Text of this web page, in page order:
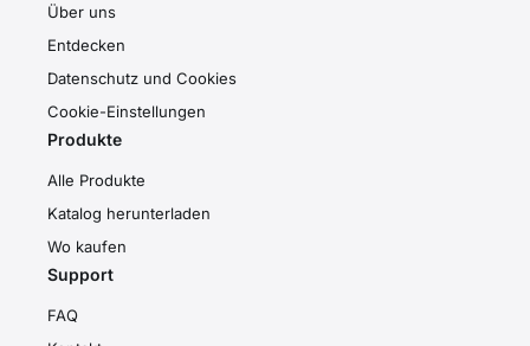
Über uns
Entdecken
Datenschutz und Cookies
Cookie-Einstellungen
Produkte
Alle Produkte
Katalog herunterladen
Wo kaufen
Support
FAQ